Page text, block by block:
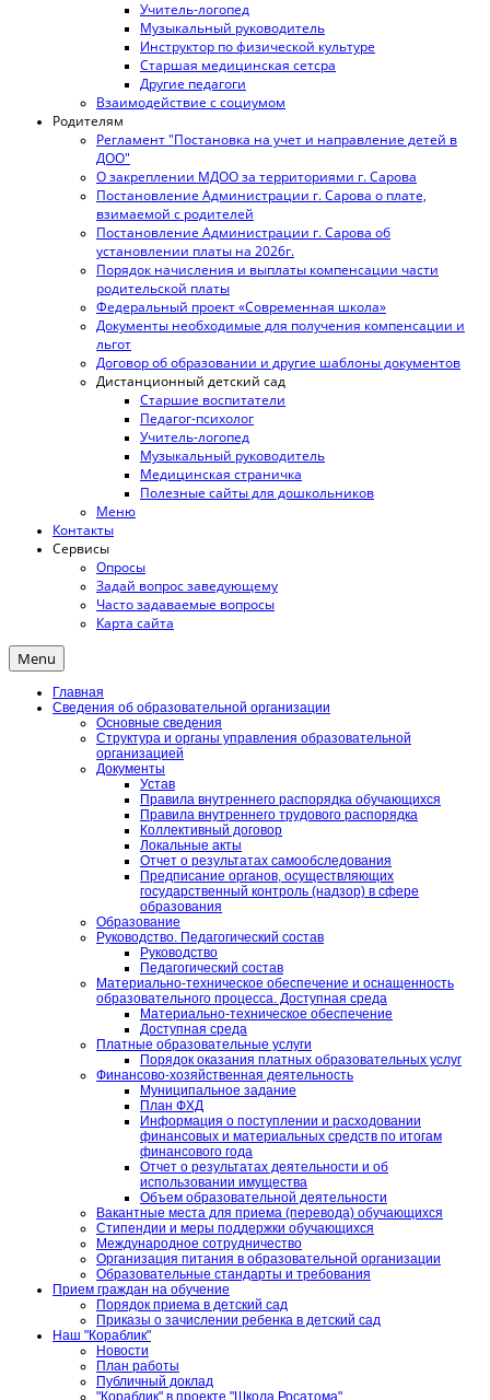
Учитель-логопед
Музыкальный руководитель
Инструктор по физической культуре
Старшая медицинская сетсра
Другие педагоги
Взаимодействие с социумом
Родителям
Регламент "Постановка на учет и направление детей в
ДОО"
О закреплении МДОО за территориями г. Сарова
Постановление Администрации г. Сарова о плате,
взимаемой с родителей
Постановление Администрации г. Сарова об
установлении платы на 2026г.
Порядок начисления и выплаты компенсации части
родительской платы
Федеральный проект «Современная школа»
Документы необходимые для получения компенсации и
льгот
Договор об образовании и другие шаблоны документов
Дистанционный детский сад
Старшие воспитатели
Педагог-психолог
Учитель-логопед
Музыкальный руководитель
Медицинская страничка
Полезные сайты для дошкольников
Меню
Контакты
Сервисы
Опросы
Задай вопрос заведующему
Часто задаваемые вопросы
Карта сайта
Menu
Главная
Сведения об образовательной организации
Основные сведения
Структура и органы управления образовательной
организацией
Документы
Устав
Правила внутреннего распорядка обучающихся
Правила внутреннего трудового распорядка
Коллективный договор
Локальные акты
Отчет о результатах самообследования
Предписание органов, осуществляющих
государственный контроль (надзор) в сфере
образования
Образование
Руководство. Педагогический состав
Руководство
Педагогический состав
Материально-техническое обеспечение и оснащенность
образовательного процесса. Доступная среда
Материально-техническое обеспечение
Доступная среда
Платные образовательные услуги
Порядок оказания платных образовательных услуг
Финансово-хозяйственная деятельность
Муниципальное задание
План ФХД
Информация о поступлении и расходовании
финансовых и материальных средств по итогам
финансового года
Отчет о результатах деятельности и об
использовании имущества
Объем образовательной деятельности
Вакантные места для приема (перевода) обучающихся
Стипендии и меры поддержки обучающихся
Международное сотрудничество
Организация питания в образовательной организации
Образовательные стандарты и требования
Прием граждан на обучение
Порядок приема в детский сад
Приказы о зачислении ребенка в детский сад
Наш "Кораблик"
Новости
План работы
Публичный доклад
"Кораблик" в проекте "Школа Росатома"